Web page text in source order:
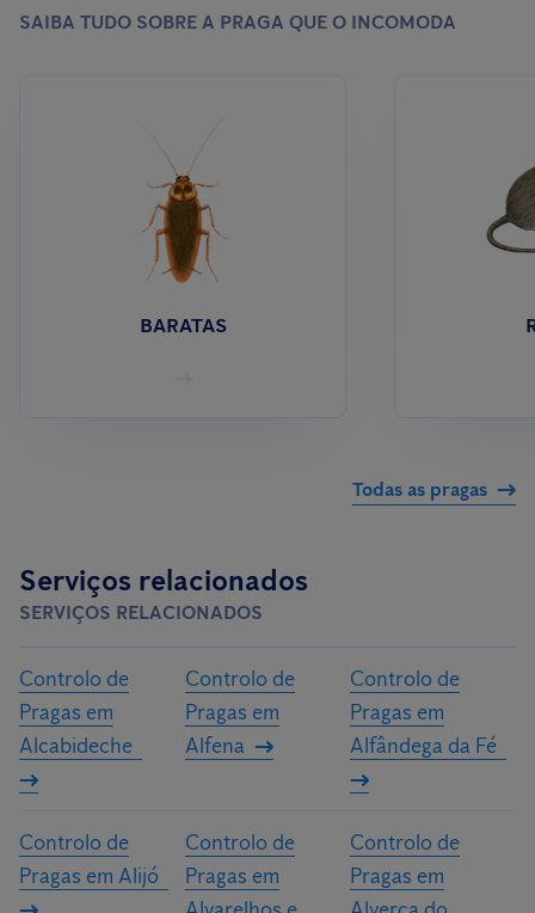
SAIBA TUDO SOBRE A PRAGA QUE O INCOMODA
BARATAS
Todas as pragas
Serviços relacionados
SERVIÇOS RELACIONADOS
Controlo de
Pragas em
Alcabideche
Controlo de
Pragas em
Alfena
Controlo de
Pragas em
Alfândega da Fé
Controlo de
Pragas em Alijó
Controlo de
Pragas em
Controlo de
Pragas em